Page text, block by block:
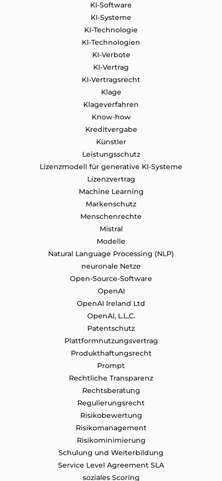
KI-Software
KI-Systeme
KI-Technologie
KI-Technologien
KI-Verbote
KI-Vertrag
KI-Vertragsrecht
Klage
Klageverfahren
Know-how
Kreditvergabe
Künstler
Leistungsschutz
Lizenzmodell für generative KI-Systeme
Lizenzvertrag
Machine Learning
Markenschutz
Menschenrechte
Mistral
Modelle
Natural Language Processing (NLP)
neuronale Netze
Open-Source-Software
OpenAI
OpenAI Ireland Ltd
OpenAI, L.L.C.
Patentschutz
Plattformnutzungsvertrag
Produkthaftungsrecht
Prompt
Rechtliche Transparenz
Rechtsberatung
Regulierungsrecht
Risikobewertung
Risikomanagement
Risikominimierung
Schulung und Weiterbildung
Service Level Agreement SLA
soziales Scoring